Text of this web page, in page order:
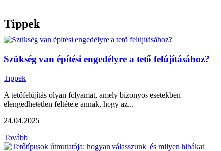
Tippek
Szükség van építési engedélyre a tető felújításához?
Tippek
A tetőfelújítás olyan folyamat, amely bizonyos esetekben
elengedhetetlen feltétele annak, hogy az...
24.04.2025
Tovább